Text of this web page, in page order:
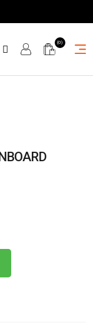
(0)